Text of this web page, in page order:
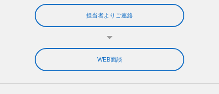
担当者よりご連絡
WEB面談